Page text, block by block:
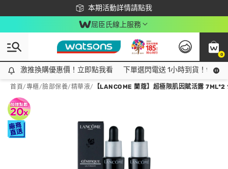
本期活動詳情請點我
下載app最高回饋$350
屈臣氏線上服務
0
激推換購優惠價！立即點我看
激推換購優惠價！立即點我看 下單選閃電送 1小時到貨！領神
首頁/專櫃/臉部保養/精華液/ 【LANCOME 蘭蔻】超極限肌因賦活露 7ML*2